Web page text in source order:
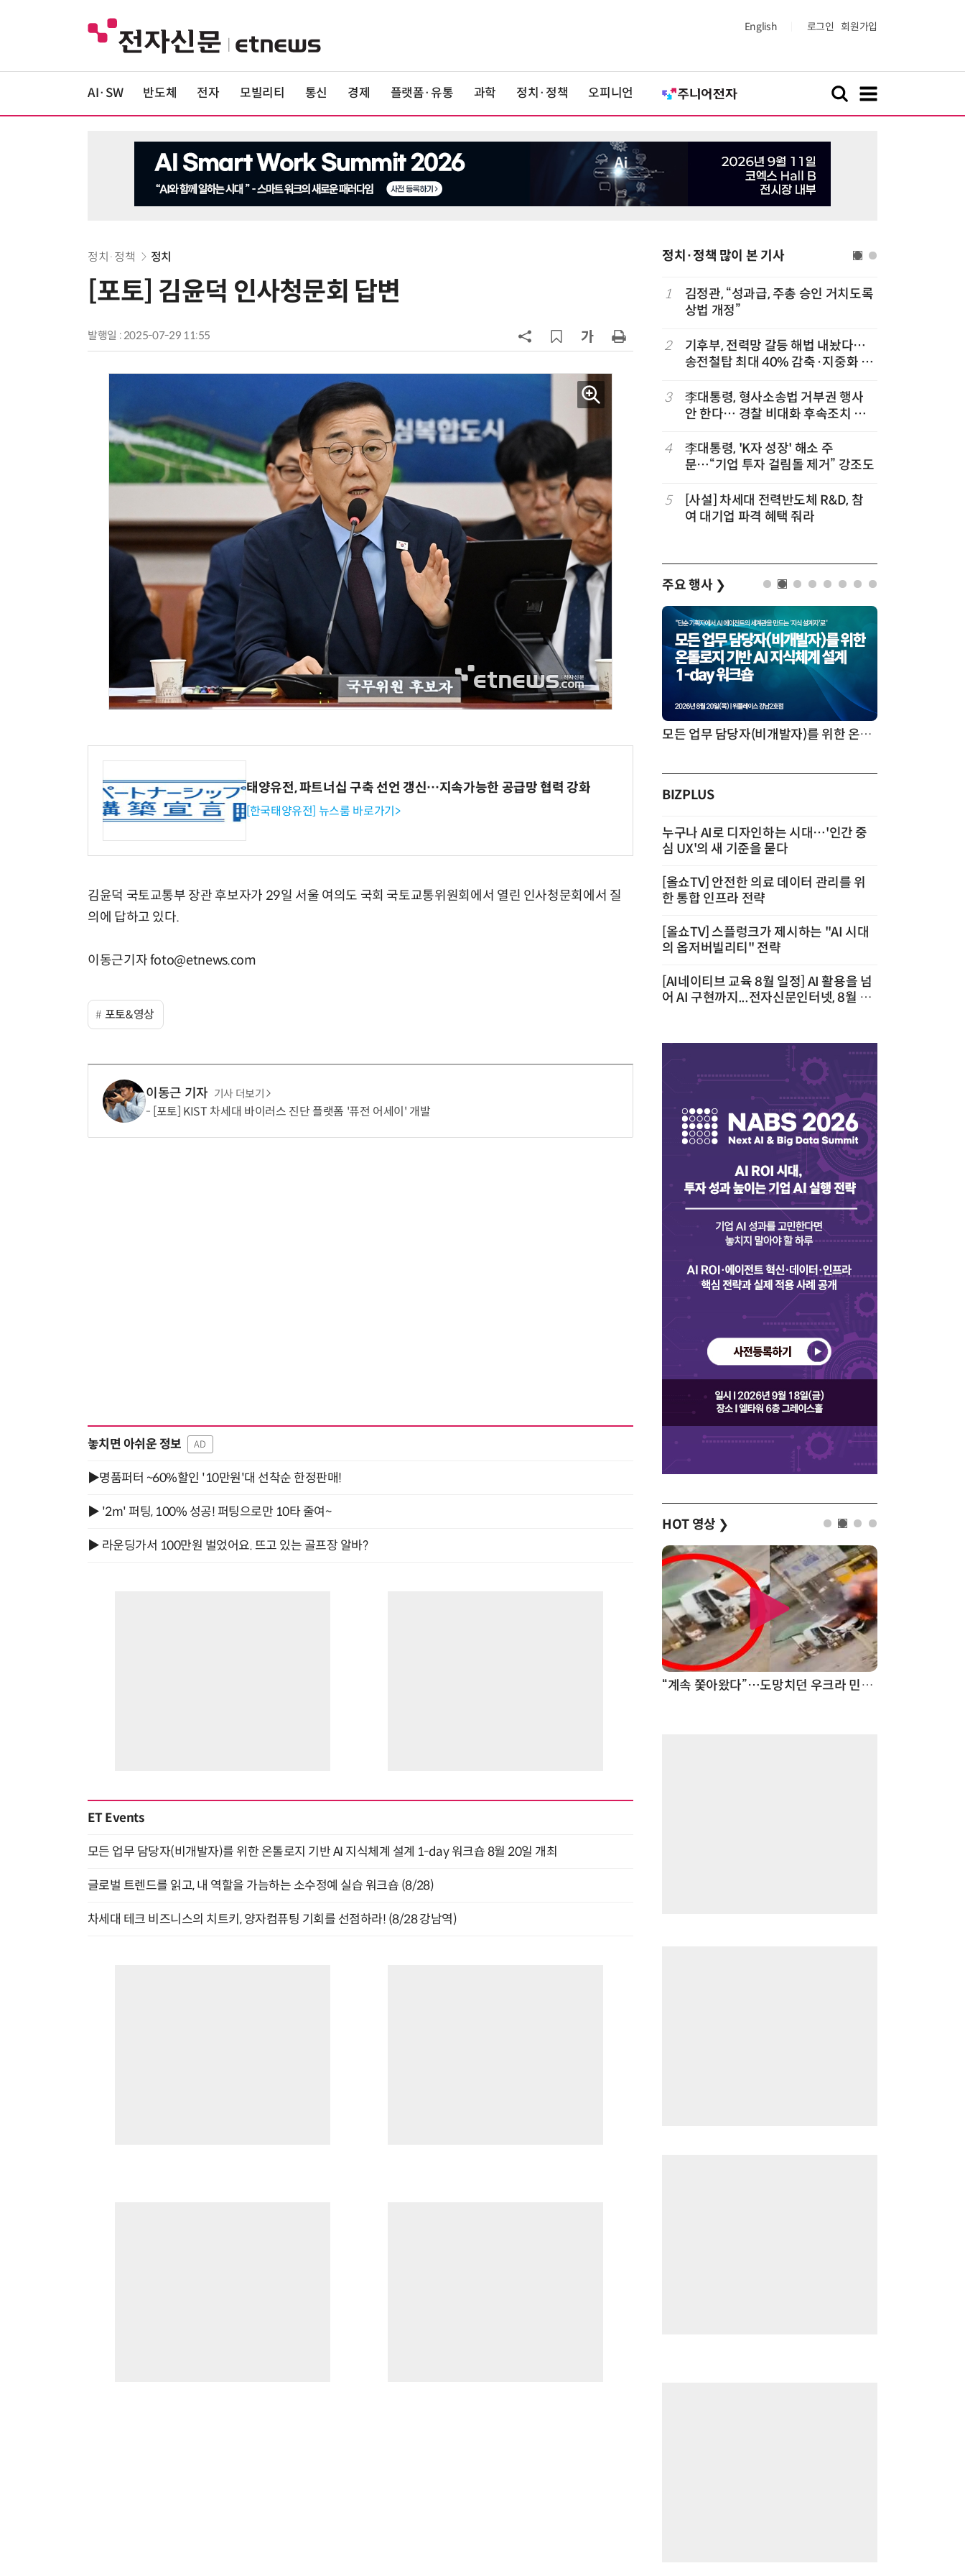
English 로그인 회원가입
AI·SW 반도체 전자 모빌리티 통신 경제 플랫폼·유통 과학 정치·정책 오피니언
정치·정책 정치
[포토] 김윤덕 인사청문회 답변
발행일 : 2025-07-29 11:55
태양유전, 파트너십 구축 선언 갱신…지속가능한 공급망 협력 강화
[한국태양유전] 뉴스룸 바로가기>
김윤덕 국토교통부 장관 후보자가 29일 서울 여의도 국회 국토교통위원회에서 열린 인사청문회에서 질
의에 답하고 있다.
이동근기자 foto@etnews.com
포토&영상
이동근 기자 기사 더보기
[포토] KIST 차세대 바이러스 진단 플랫폼 '퓨전 어세이' 개발
놓치면 아쉬운 정보 AD
▶명품퍼터 ~60%할인 '10만원'대 선착순 한정판매!
▶ '2m' 퍼팅, 100% 성공! 퍼팅으로만 10타 줄여~
▶ 라운딩가서 100만원 벌었어요. 뜨고 있는 골프장 알바?
ET Events
모든 업무 담당자(비개발자)를 위한 온톨로지 기반 AI 지식체계 설계 1-day 워크숍 8월 20일 개최
글로벌 트렌드를 읽고, 내 역할을 가늠하는 소수정예 실습 워크숍 (8/28)
차세대 테크 비즈니스의 치트키, 양자컴퓨팅 기회를 선점하라! (8/28 강남역)
정치·정책 많이 본 기사
[2026 세제 개편안] 기업 '국내생
행 유도
최저임금 1만700원 최종 확정…노
동계·소상공인 이의 모두 기각
9
[하반기 업무보고]산업부, 1600조
메가프로젝트 속도전…'산업자원안
보기금' 신설해 공급망 사수
李대통령, '1390조 협력' 안고 지구
한 바퀴…귀국 직후 부동산·증시 점
검
1
김정관, “성과급, 주총 승인 거치도록
상법 개정”
2
기후부, 전력망 갈등 해법 내놨다…
송전철탑 최대 40% 감축·지중화 확
3
李대통령, 형사소송법 거부권 행사
안 한다… 경찰 비대화 후속조치 점
4
李대통령, 'K자 성장' 해소 주
문…“기업 투자 걸림돌 제거” 강조도
5
[사설] 차세대 전력반도체 R&D, 참
여 대기업 파격 혜택 줘라
주요 행사 ❯
모든 업무 담당자(비개발자)를 위한 온톨로지 기반 AI 지식체계 설계 1-day 워크숍
BIZPLUS
누구나 AI로 디자인하는 시대…'인간 중
심 UX'의 새 기준을 묻다
[올쇼TV] 안전한 의료 데이터 관리를 위
한 통합 인프라 전략
[올쇼TV] 스플렁크가 제시하는 "AI 시대
의 옵저버빌리티" 전략
[AI네이티브 교육 8월 일정] AI 활용을 넘
어 AI 구현까지...전자신문인터넷, 8월 실
HOT 영상 ❯
“계속 쫓아왔다”…도망치던 우크라 민간인 공격한 러 자폭 드론